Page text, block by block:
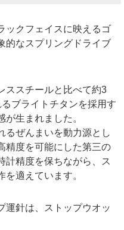
ックフェイスに映えるゴ
的なスプリングドライブ
ススチールと比べて約3
ブライトチタンを採用す
生まれました。
るぜんまいを動力源とし
精度を可能にした第三の
計精度を保ちながら、ス
を適えています。
運針は、ストップウオッ